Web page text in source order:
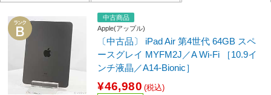
中古商品
Apple(アップル)
〔中古品〕 iPad Air 第4世代 64GB スペ
ースグレイ MYFM2J／A Wi-Fi ［10.9イ
ンチ液晶／A14-Bionic］
¥46,980 (税込)